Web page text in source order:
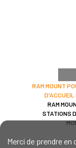
Merci de prendre
RAM MOUNT
D'ACCUEIL
RAM
STATIONS